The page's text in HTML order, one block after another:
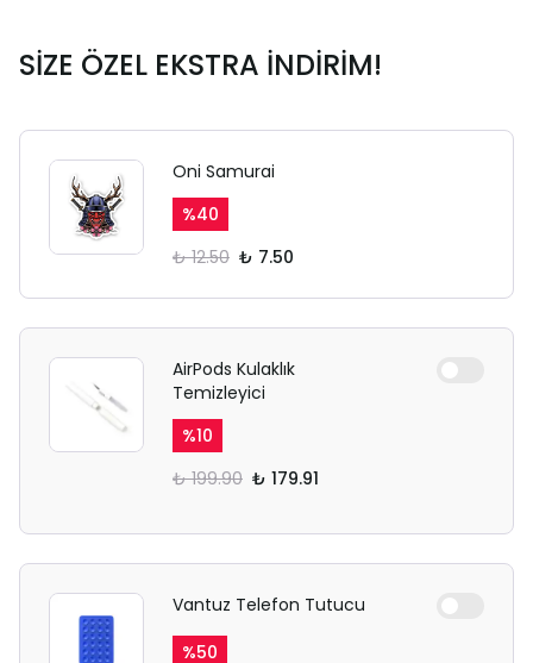
SİZE ÖZEL EKSTRA İNDİRİM!
Oni Samurai
%40
₺ 12.50 ₺ 7.50
AirPods Kulaklık
Temizleyici
%10
₺ 199.90 ₺ 179.91
Vantuz Telefon Tutucu
%50